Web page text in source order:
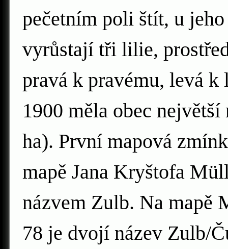
pečetním poli štít, u
vyrůstají tři lilie,
pravá k pravému, levá
1900 měla obec
ha). První mapová
mapě Jana Kryštofa
názvem Zulb. Na mapě
78 je dvojí název Zulb/